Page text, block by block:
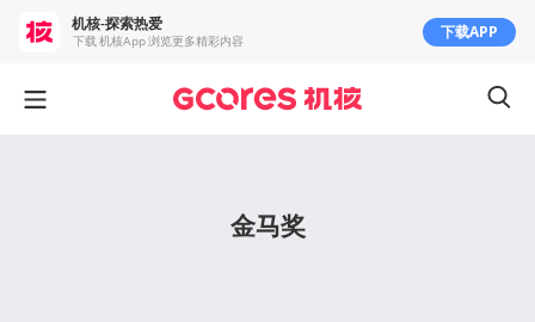
金马奖
机核-探索热爱
下载 机核App 浏览更多精彩内容 下载APP